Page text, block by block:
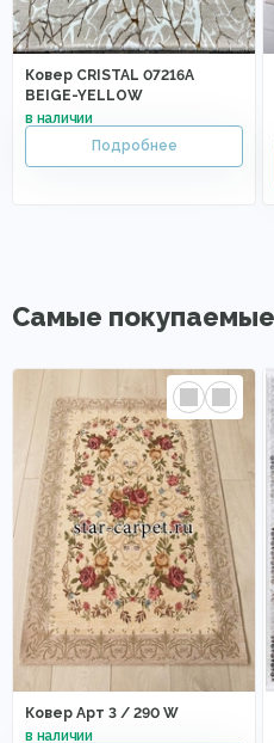
Ковер CRISTAL 07216A
BEIGE-YELLOW
Самые
Ковер Арт 3 / 290 W